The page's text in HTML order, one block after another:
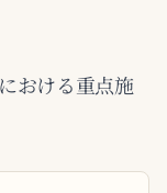
おける重点施